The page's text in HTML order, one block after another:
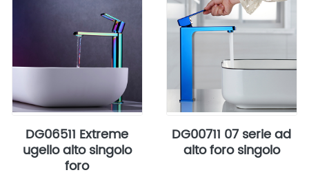
DG06511 Extreme
ugello alto singolo
foro
DG00711 07 serie ad
alto foro singolo